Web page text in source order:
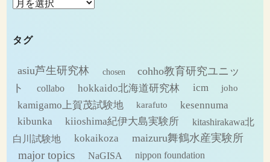
ア
カ
ブ
タグ
asiu芦生研究林 chosen
cohho教育研究ユニッ
ト
collabo hokkaido北海道研究林 icm joho
kamigamo上賀茂試験地 karafuto
kesennuma
kibunka
kiioshima紀伊大島実験所
kitashirakawa北
白川試験地
kokaikoza maizuru舞鶴水産実験所
major topics NaGISA nippon foundation